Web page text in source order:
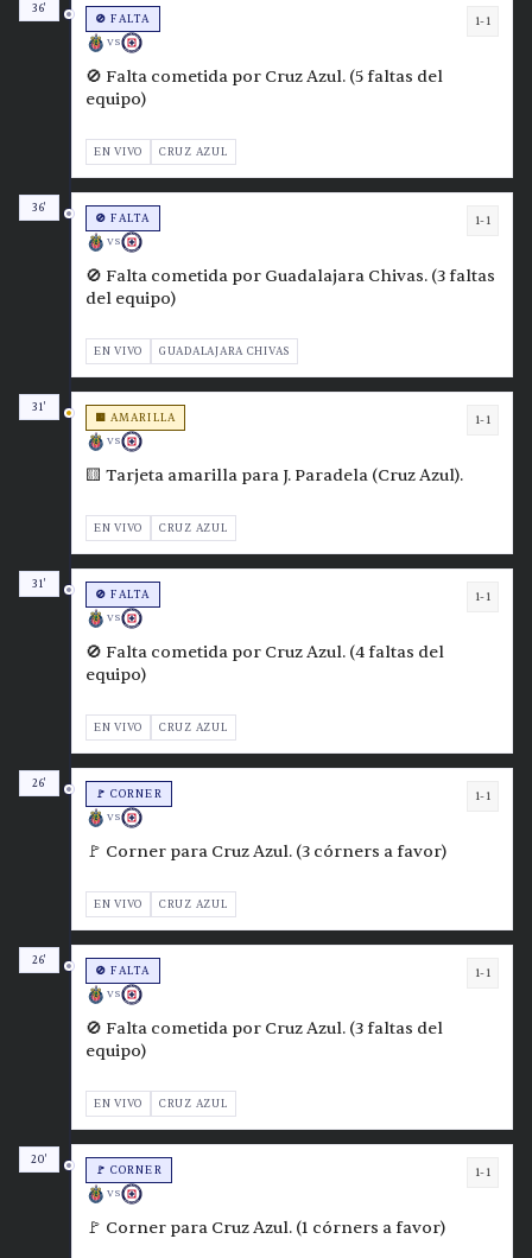
36'
🚫 FALTA
VS
1-1
🚫 Falta cometida por Cruz Azul. (5 faltas del
equipo)
EN VIVO CRUZ AZUL
36'
🚫 FALTA
VS
1-1
🚫 Falta cometida por Guadalajara Chivas. (3 faltas
del equipo)
EN VIVO GUADALAJARA CHIVAS
31'
🟨 AMARILLA
VS
1-1
🟨 Tarjeta amarilla para J. Paradela (Cruz Azul).
EN VIVO CRUZ AZUL
31'
🚫 FALTA
VS
1-1
🚫 Falta cometida por Cruz Azul. (4 faltas del
equipo)
EN VIVO CRUZ AZUL
26'
🚩 CORNER
VS
1-1
🚩 Corner para Cruz Azul. (3 córners a favor)
EN VIVO CRUZ AZUL
26'
🚫 FALTA
VS
1-1
🚫 Falta cometida por Cruz Azul. (3 faltas del
equipo)
EN VIVO CRUZ AZUL
20'
🚩 CORNER
VS
1-1
🚩 Corner para Cruz Azul. (1 córners a favor)